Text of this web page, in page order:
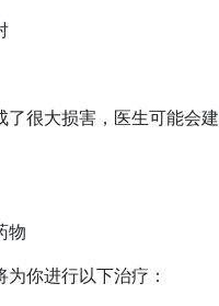
很大损害，医生可能会建
物
你进行以下治疗：